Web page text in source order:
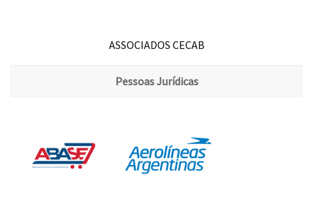
ASSOCIADOS CECAB
Pessoas Jurídicas